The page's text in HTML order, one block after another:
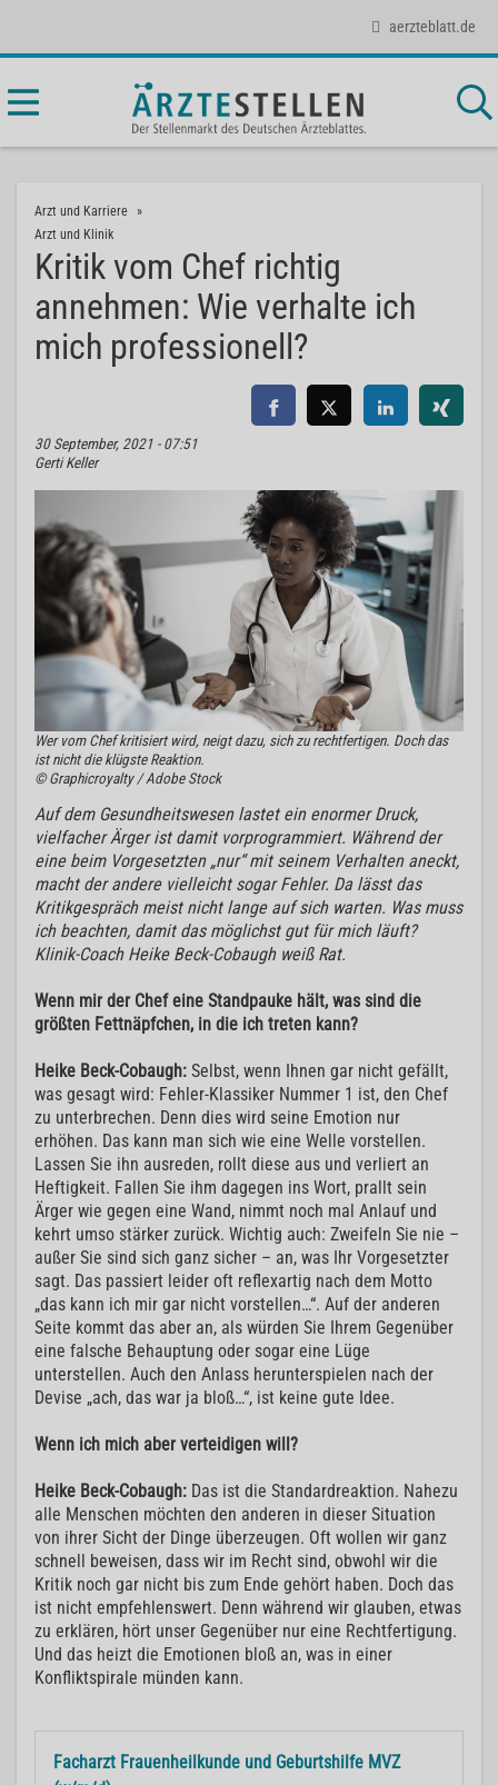
aerzteblatt.de
Arzt und Karriere
Arzt und Klinik
Kritik vom Chef richtig
annehmen: Wie verhalte ich
mich professionell?
30 September, 2021 - 07:51
Gerti Keller
Wer vom Chef kritisiert wird, neigt dazu, sich zu rechtfertigen. Doch das
ist nicht die klügste Reaktion.
© Graphicroyalty / Adobe Stock
Auf dem Gesundheitswesen lastet ein enormer Druck,
vielfacher Ärger ist damit vorprogrammiert. Während der
eine beim Vorgesetzten „nur“ mit seinem Verhalten aneckt,
macht der andere vielleicht sogar Fehler. Da lässt das
Kritikgespräch meist nicht lange auf sich warten. Was muss
ich beachten, damit das möglichst gut für mich läuft?
Klinik-Coach Heike Beck-Cobaugh weiß Rat.
Wenn mir der Chef eine Standpauke hält, was sind die
größten Fettnäpfchen, in die ich treten kann?
Heike Beck-Cobaugh: Selbst, wenn Ihnen gar nicht gefällt,
was gesagt wird: Fehler-Klassiker Nummer 1 ist, den Chef
zu unterbrechen. Denn dies wird seine Emotion nur
erhöhen. Das kann man sich wie eine Welle vorstellen.
Lassen Sie ihn ausreden, rollt diese aus und verliert an
Heftigkeit. Fallen Sie ihm dagegen ins Wort, prallt sein
Ärger wie gegen eine Wand, nimmt noch mal Anlauf und
kehrt umso stärker zurück. Wichtig auch: Zweifeln Sie nie –
außer Sie sind sich ganz sicher – an, was Ihr Vorgesetzter
sagt. Das passiert leider oft reflexartig nach dem Motto
„das kann ich mir gar nicht vorstellen…“. Auf der anderen
Seite kommt das aber an, als würden Sie Ihrem Gegenüber
eine falsche Behauptung oder sogar eine Lüge
unterstellen. Auch den Anlass herunterspielen nach der
Devise „ach, das war ja bloß…“, ist keine gute Idee.
Wenn ich mich aber verteidigen will?
Heike Beck-Cobaugh: Das ist die Standardreaktion. Nahezu
alle Menschen möchten den anderen in dieser Situation
von ihrer Sicht der Dinge überzeugen. Oft wollen wir ganz
schnell beweisen, dass wir im Recht sind, obwohl wir die
Kritik noch gar nicht bis zum Ende gehört haben. Doch das
ist nicht empfehlenswert. Denn während wir glauben, etwas
zu erklären, hört unser Gegenüber nur eine Rechtfertigung.
Und das heizt die Emotionen bloß an, was in einer
Konfliktspirale münden kann.
Facharzt Frauenheilkunde und Geburtshilfe MVZ